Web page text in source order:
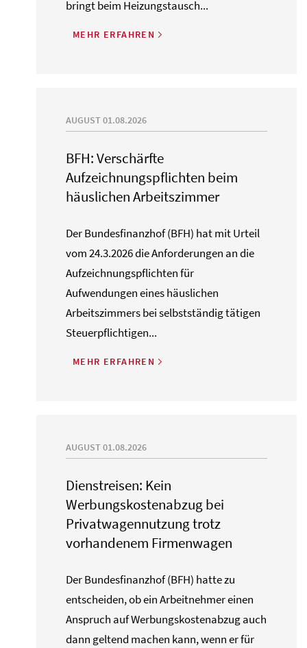
bringt beim Heizungstausch...
MEHR ERFAHREN
AUGUST 01.08.2026
BFH: Verschärfte
Aufzeichnungspflichten beim
häuslichen Arbeitszimmer
Der Bundesfinanzhof (BFH) hat mit Urteil
vom 24.3.2026 die Anforderungen an die
Aufzeichnungspflichten für
Aufwendungen eines häuslichen
Arbeitszimmers bei selbstständig tätigen
Steuerpflichtigen...
MEHR ERFAHREN
AUGUST 01.08.2026
Dienstreisen: Kein
Werbungskostenabzug bei
Privatwagennutzung trotz
vorhandenem Firmenwagen
Der Bundesfinanzhof (BFH) hatte zu
entscheiden, ob ein Arbeitnehmer einen
Anspruch auf Werbungskostenabzug auch
dann geltend machen kann, wenn er für